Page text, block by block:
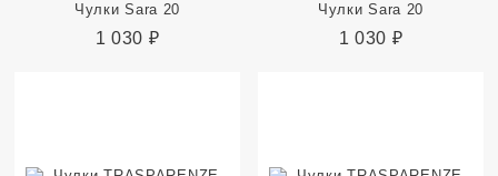
Чулки Sara 20
1 030 ₽
Чулки Sara 20
1 030 ₽